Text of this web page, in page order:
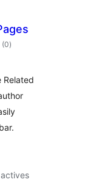
(0notes
en
)
Related